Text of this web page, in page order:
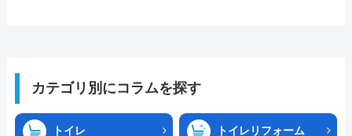
カテゴリ別にコラムを探す
トイレ トイレリフォーム